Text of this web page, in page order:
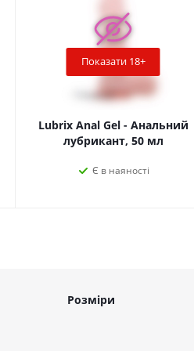
Показати 18+
Lubrix Anal Gel - Анальний
лубрикант, 50 мл
Є в наяності
Розміри